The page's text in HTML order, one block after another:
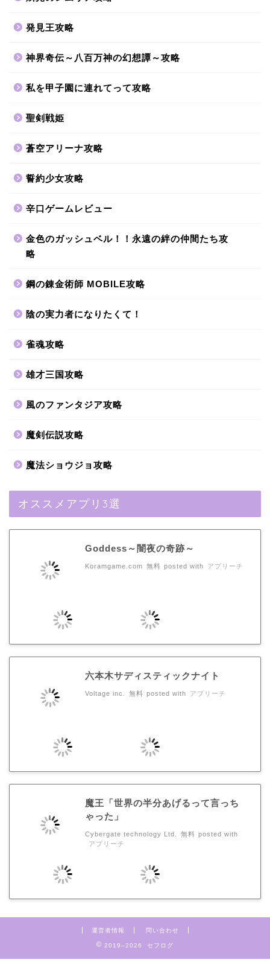
発見王攻略
神界奇伝～八百万神の幻想譚～攻略
私を甲子園に連れてって攻略
聖剣戦姫
蒼空アリーナ攻略
誓約少女攻略
辛口ゲームレビュー
金色のガッシュベル！！永遠の絆の仲間たち攻
略
鋼の錬金術師 MOBILE攻略
陰の実力者になりたくて！
雀魂攻略
雄才三国攻略
風のファンタジア攻略
魔剣伝説攻略
魔法ショウジョ攻略
オススメアプリ3選
Goddess～闇夜の奇跡～
Koramgame.com 無料 posted with アプリーチ
六本木サディスティックナイト
Voltage inc. 無料 posted with アプリーチ
魔王「世界の半分あげるって言っち
ゃった」
Cybergate technology Ltd. 無料 posted with
アプリーチ
運営者情報 問い合わせ
2019–2026 セフログ